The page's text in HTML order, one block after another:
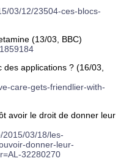
03/12/23504-ces-blocs-
(13/03, BBC)
des applications ? (16/03,
care-gets-friendlier-with-
avoir le droit de donner leur
2015/03/18/les-
donner-leur-
32280270